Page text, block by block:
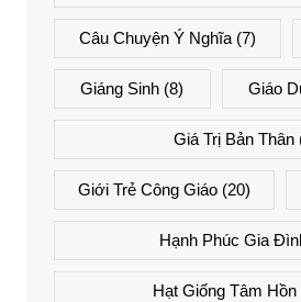
Câu Chuyện Ý Nghĩa(7)
Giáng Sinh (8) Giáo
Giá Trị Bản Thân
Giới Trẻ Công Giáo(20)
Hạnh Phúc Gia
Hạt Giống Tâm Hồn